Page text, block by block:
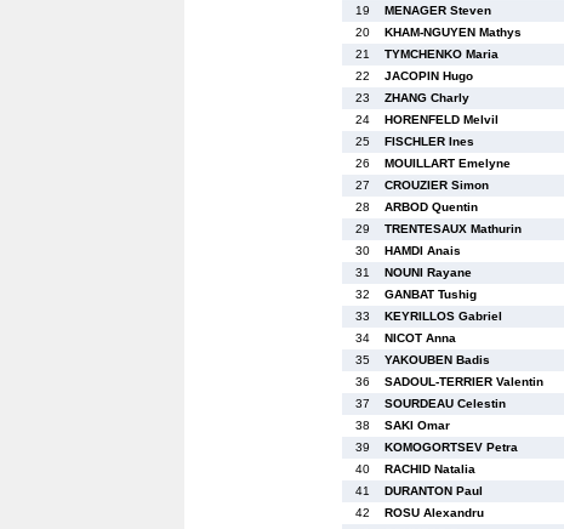
19
MENAGER Steven
20
KHAM-NGUYEN Mathys
21
TYMCHENKO Maria
22
JACOPIN Hugo
23
ZHANG Charly
24
HORENFELD Melvil
25
FISCHLER Ines
26
MOUILLART Emelyne
27
CROUZIER Simon
28
ARBOD Quentin
29
TRENTESAUX Mathurin
30
HAMDI Anais
31
NOUNI Rayane
32
GANBAT Tushig
33
KEYRILLOS Gabriel
34
NICOT Anna
35
YAKOUBEN Badis
36
SADOUL-TERRIER Valentin
37
SOURDEAU Celestin
38
SAKI Omar
39
KOMOGORTSEV Petra
40
RACHID Natalia
41
DURANTON Paul
42
ROSU Alexandru